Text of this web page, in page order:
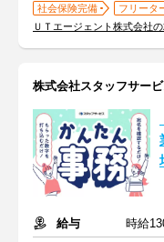
社会保険完備
フリータ
ＵＴエージェント株式会社
株式会社スタッフサー
給与
時給